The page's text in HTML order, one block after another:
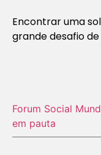
Encontrar uma
grande desafio
Forum Social
em pauta